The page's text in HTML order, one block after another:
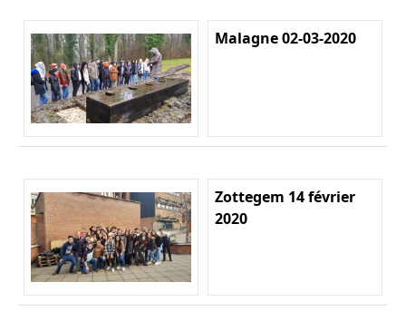
Malagne 02-03-2020
Zottegem 14 février
2020